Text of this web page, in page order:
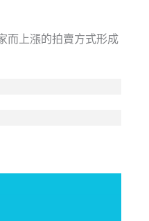
而上漲的拍賣方式形成